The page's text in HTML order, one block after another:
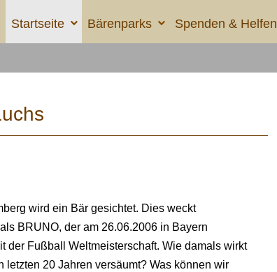
Startseite Bärenparks Spenden & Helfen
wird ein Bär gesichtet. Dies weckt
BRUNO, der am 26.06.2006 in Bayern
der Fußball Weltmeisterschaft. Wie damals wirkt
20 Jahren versäumt? Was können wir